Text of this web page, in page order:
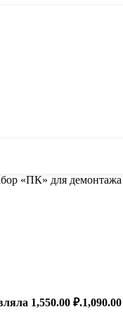
«ПК» для
1,550.00 ₽.1,090.00